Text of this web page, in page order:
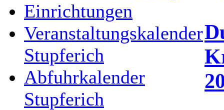
Einrichtungen
Veranstaltungskalender
Stupferich
Abfuhrkalender
Stupferich